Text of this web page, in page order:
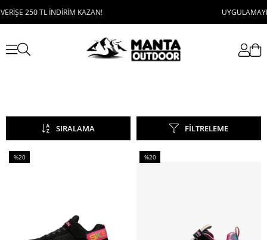
TL İNDİRİM KAZAN! UYGULAMAYI İNDİR,
FILTRELEME
SIRALAMA
%20
%20